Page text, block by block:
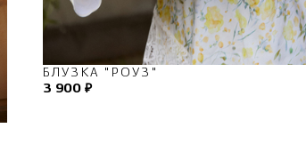
БЛУЗКА "РОУЗ"
3 900 ₽